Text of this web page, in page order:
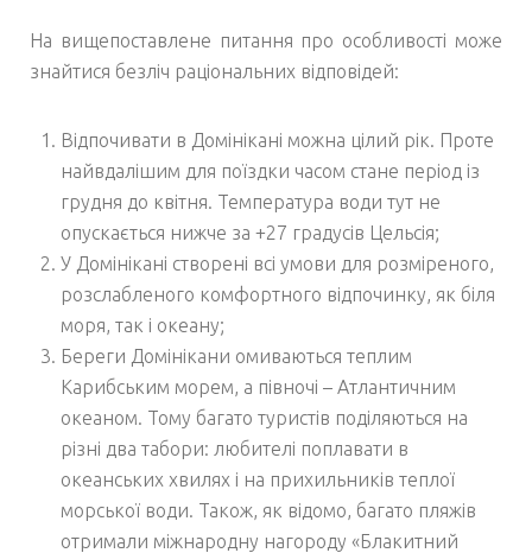
На вищепоставлене питання про особливості може
знайтися безліч раціональних відповідей:
Відпочивати в Домінікані можна цілий рік. Проте
найвдалішим для поїздки часом стане період із
грудня до квітня. Температура води тут не
опускається нижче за +27 градусів Цельсія;
У Домінікані створені всі умови для розміреного,
розслабленого комфортного відпочинку, як біля
моря, так і океану;
Береги Домінікани омиваються теплим
Карибським морем, а півночі – Атлантичним
океаном. Тому багато туристів поділяються на
різні два табори: любителі поплавати в
океанських хвилях і на прихильників теплої
морської води. Також, як відомо, багато пляжів
отримали міжнародну нагороду «Блакитний